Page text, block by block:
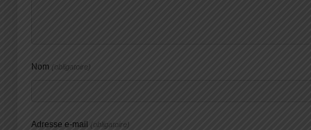
Nom (obligatoire)
Adresse e-mail (obligatoire)